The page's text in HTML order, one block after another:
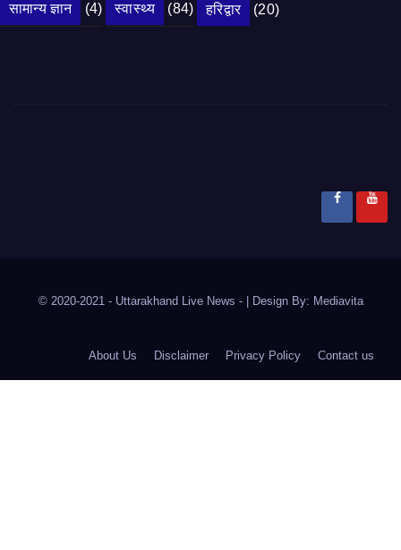
सामान्य ज्ञान (4) स्वास्थ्य (84) हरिद्वार (20)
© 2020-2021 - Uttarakhand Live News - Design By: Mediavita
About Us Disclaimer Privacy Policy Contact us